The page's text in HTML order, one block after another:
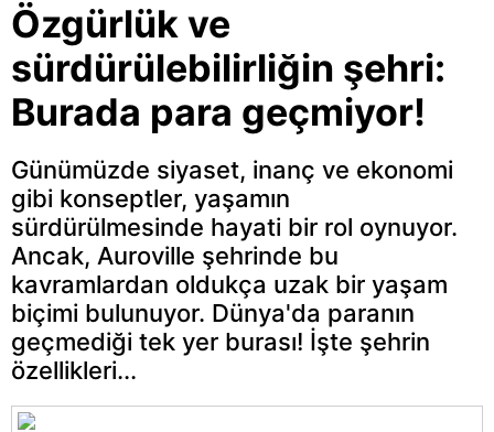
Özgürlük ve
sürdürülebilirliğin şehri:
Burada para geçmiyor!
Günümüzde siyaset, inanç ve ekonomi
gibi konseptler, yaşamın
sürdürülmesinde hayati bir rol oynuyor.
Ancak, Auroville şehrinde bu
kavramlardan oldukça uzak bir yaşam
biçimi bulunuyor. Dünya'da paranın
geçmediği tek yer burası! İşte şehrin
özellikleri...